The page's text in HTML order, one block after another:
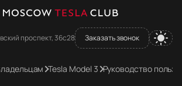
проспект, 36с28 Заказать звонок
Tesla Model 3 Руководство